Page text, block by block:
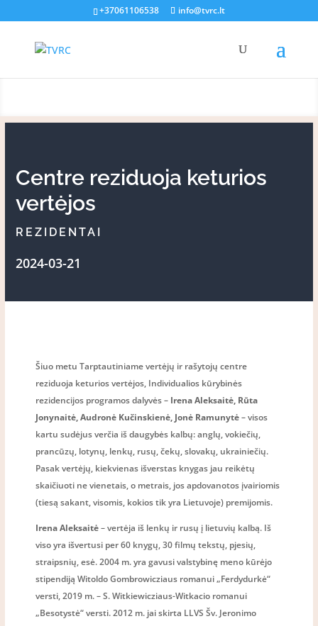
+37061106538 info@tvrc.lt
Rezidentai
Centre reziduoja keturios
vertėjos
REZIDENTAI
2024-03-21
Šiuo metu Tarptautiniame vertėjų ir rašytojų centre
reziduoja keturios vertėjos, Individualios kūrybinės
rezidencijos programos dalyvės – Irena Aleksaitė, Rūta
Jonynaitė, Audronė Kučinskienė, Jonė Ramunytė– visos
kartu sudėjus verčia iš daugybės kalbų: anglų, vokiečių,
prancūzų, lotynų, lenkų, rusų, čekų, slovakų, ukrainiečių.
Pasak vertėjų, kiekvienas išverstas knygas jau reikėtų
skaičiuoti ne vienetais, o metrais, jos apdovanotos įvairiomis
(tiesą sakant, visomis, kokios tik yra Lietuvoje) premijomis.
Irena Aleksaitė– vertėja iš lenkų ir rusų į lietuvių kalbą. Iš
viso yra išvertusi per 60 knygų, 30 filmų tekstų, pjesių,
straipsnių, esė. 2004 m. yra gavusi valstybinę meno kūrėjo
stipendiją Witoldo Gombrowicziaus romanui „Ferdydurkė“
versti, 2019 m. – S. Witkiewicziaus-Witkacio romanui
„Besotystė“ versti. 2012 m. jai skirta LLVS Šv. Jeronimo